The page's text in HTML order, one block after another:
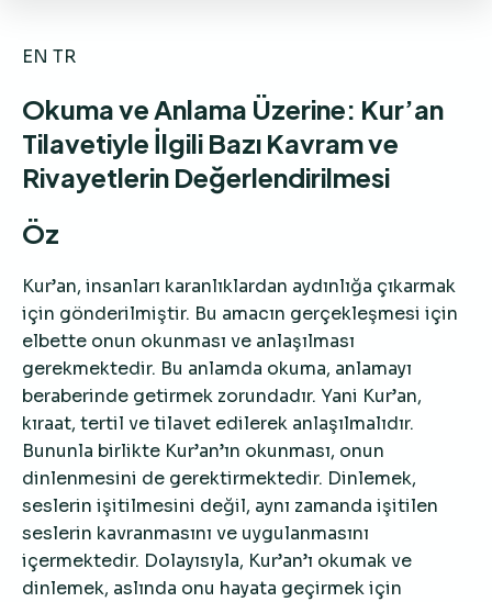
EN TR
Okuma ve Anlama Üzerine: Kur’an
Tilavetiyle İlgili Bazı Kavram ve
Rivayetlerin Değerlendirilmesi
Öz
Kur’an, insanları karanlıklardan aydınlığa çıkarmak
için gönderilmiştir. Bu amacın gerçekleşmesi için
elbette onun okunması ve anlaşılması
gerekmektedir. Bu anlamda okuma, anlamayı
beraberinde getirmek zorundadır. Yani Kur’an,
kıraat, tertil ve tilavet edilerek anlaşılmalıdır.
Bununla birlikte Kur’an’ın okunması, onun
dinlenmesini de gerektirmektedir. Dinlemek,
seslerin işitilmesini değil, aynı zamanda işitilen
seslerin kavranmasını ve uygulanmasını
içermektedir. Dolayısıyla, Kur’an’ı okumak ve
dinlemek, aslında onu hayata geçirmek için